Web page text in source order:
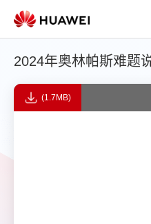
2024年奥林帕斯难题
(1.7MB)